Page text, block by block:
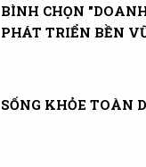
BÌNH CHỌN
PHÁT TRIỂN BỀN
SỐNG KHỎE TOÀN